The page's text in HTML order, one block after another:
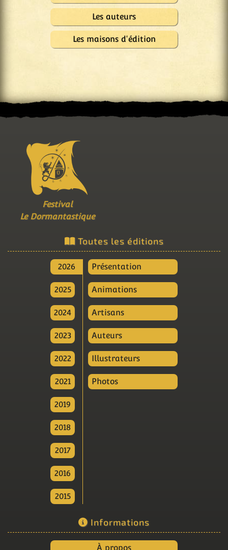
Les auteurs
Les maisons d'édition
Festival
Le Dormantastique
Toutes les éditions
2026
2025
2024
2023
2022
2021
2019
2018
2017
2016
2015
Présentation
Animations
Artisans
Auteurs
Illustrateurs
Photos
Informations
À propos